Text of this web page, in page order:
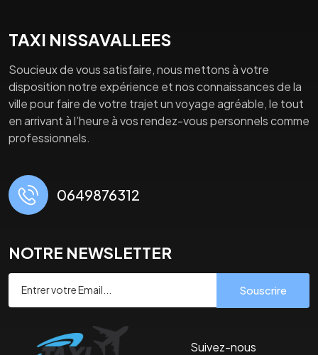
TAXI NISSAVALLEES
Soucieux de vous satisfaire, nous mettons à votre
disposition notre expérience et nos connaissances de la
ville pour faire de votre trajet un voyage agréable, le tout
en arrivant à l’heure à vos rendez-vous personnels comme
professionnels.
0649876312
NOTRE NEWSLETTER
Souscrire
Suivez-nous